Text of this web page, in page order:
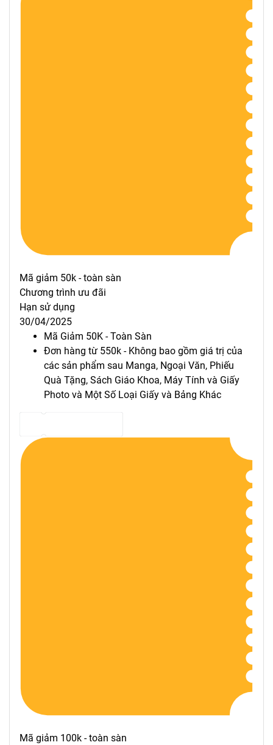
Mã giảm 50k - toàn sàn
Chương trình ưu đãi
Hạn sử dụng
30/04/2025
Mã Giảm 50K - Toàn Sàn
Đơn hàng từ 550k - Không bao gồm giá trị của
các sản phẩm sau Manga, Ngoại Văn, Phiếu
Quà Tặng, Sách Giáo Khoa, Máy Tính và Giấy
Photo và Một Số Loại Giấy và Bảng Khác
Mã giảm 100k - toàn sàn